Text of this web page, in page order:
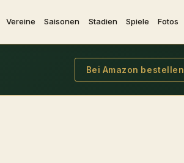
Vereine Saisonen Stadien Spiele Fotos
Bei Amazon bestellen